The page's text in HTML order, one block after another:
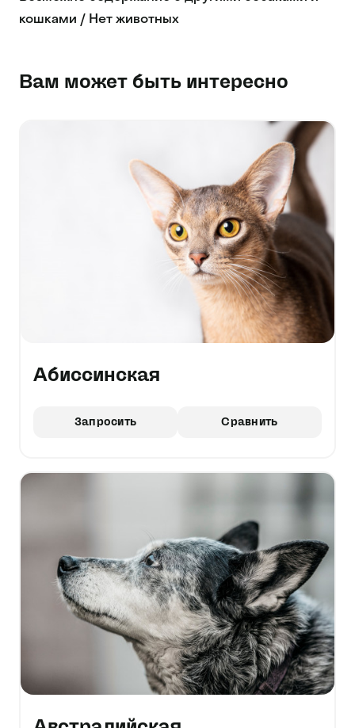
кошками / Нет животных
Вам может быть интересно
Абиссинская
Запросить Сравнить